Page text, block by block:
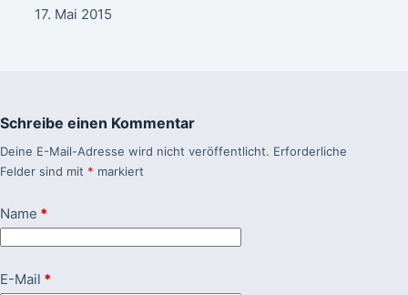
17. Mai 2015
Schreibe einen Kommentar
Deine E-Mail-Adresse wird nicht veröffentlicht. Erforderliche
Felder sind mit * markiert
Name *
E-Mail *